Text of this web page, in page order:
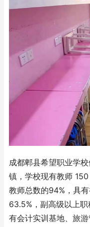
成都郫县希望职业学
镇，学校现有教师
教师总数的94%，具
63.5%，副高级以上职
有会计实训基地、旅